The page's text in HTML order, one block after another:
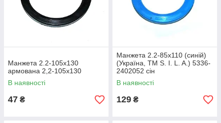
Манжета 2.2-105х130
армована 2,2-105х130
В наявності
47 ₴
Манжета 2.2-85х110 (синій)
(Україна, ТМ S. I. L. A.) 5336-
2402052 сін
В наявності
129 ₴